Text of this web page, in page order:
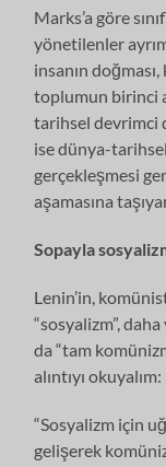
Marks’a göre
yönetilenler
insanın
toplumun birinci
tarihsel devrimci
ise dünya-
gerçekleşmesi
aşamasına
Sopayla
Lenin’in,
“sosyalizm”,
da “tam
alıntıyı okuyalım:
“Sosyalizm için
gelişerek